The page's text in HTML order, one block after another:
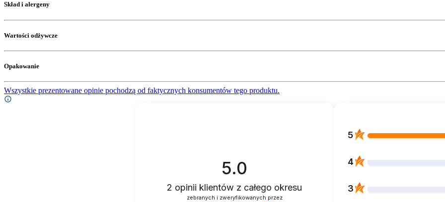
Skład i alergeny
Wartości odżywcze
Opakowanie
Wszystkie prezentowane opinie pochodzą od faktycznych konsumentów tego produktu.
5.0
2 opinii klientów z całego okresu
zebranych i zweryfikowanych przez
5
4
3